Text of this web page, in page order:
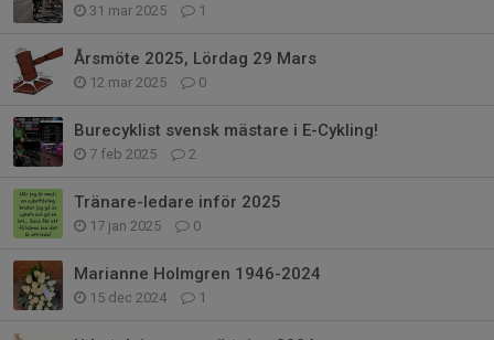
31 mar 2025 1
Årsmöte 2025, Lördag 29 Mars
12 mar 2025 0
Burecyklist svensk mästare i E-Cykling!
7 feb 2025 2
Tränare-ledare inför 2025
17 jan 2025 0
Marianne Holmgren 1946-2024
15 dec 2024 1